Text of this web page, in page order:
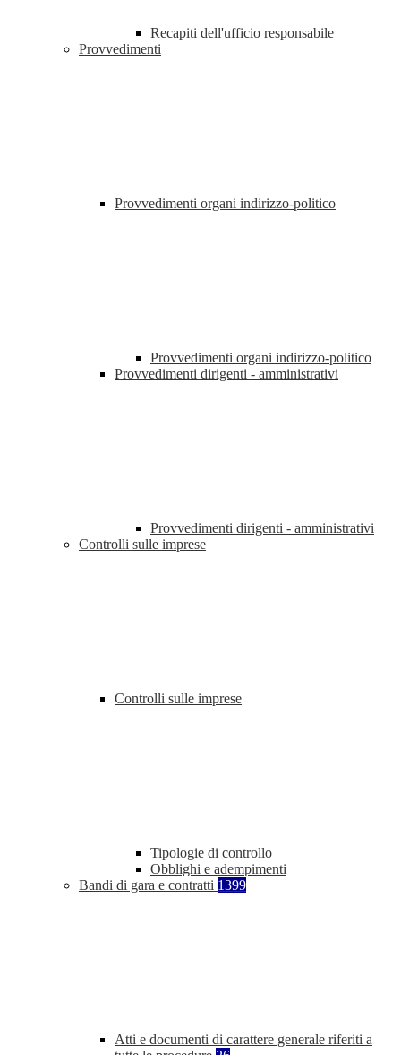
Recapiti dell'ufficio responsabile
Provvedimenti
Provvedimenti organi indirizzo-politico
Provvedimenti organi indirizzo-politico
Provvedimenti dirigenti - amministrativi
Provvedimenti dirigenti - amministrativi
Controlli sulle imprese
Controlli sulle imprese
Tipologie di controllo
Obblighi e adempimenti
Bandi di gara e contratti 1399
Atti e documenti di carattere generale riferiti a